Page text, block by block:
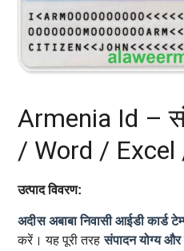
Armenia Id –
/ Word / Excel
उत्पाद विवरण:
अदीस अबाबा निवासी आईडी कार्ड
करें। यह पूरी तरहसंपादन योग्य और